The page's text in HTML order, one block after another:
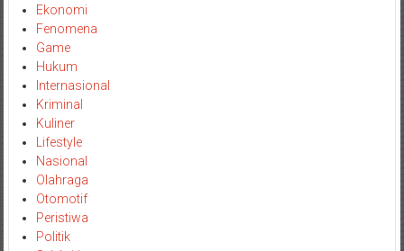
Ekonomi
Fenomena
Game
Hukum
Internasional
Kriminal
Kuliner
Lifestyle
Nasional
Olahraga
Otomotif
Peristiwa
Politik